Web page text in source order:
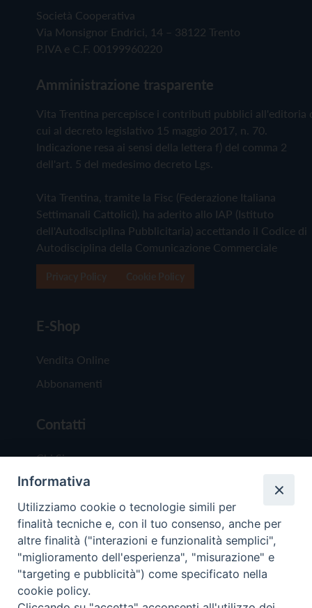
Società Cooperativa
Via Monsignor Endrici, 14 – 38122 Trento
P.IVA e C.F. 00199960220
Amministrazione trasparente
Vita Trentina percepisce i contributi pubblici all'editoria
cui al decreto legislativo 15 maggio 2017, n. 70.
Indicazione resa ai sensi della lettera f) del comma 2
dell'art. 5 del medesimo decreto Lgs.
Vita Trentina, tramite la Fisc (Federazione Italiana
Settimanali Cattolici), ha aderito allo IAP (Istituto
dell'Autodisciplina Pubblicitaria) accettando il Codice di
Autodisciplina della Comunicazione Commerciale
E-Shop
Vendita Online
Abbonamenti
Contatti
Chi Siamo
Redazione
Scrivici
Copyright © 2019 - Tutti i diritti riservati - Vita
Informativa
Utilizziamo cookie o tecnologie simili per
finalità tecniche e, con il tuo consenso, anche per
altre finalità ("interazioni e funzionalità semplici",
"miglioramento dell'esperienza", "misurazione" e
"targeting e pubblicità") come specificato nella
cookie policy.